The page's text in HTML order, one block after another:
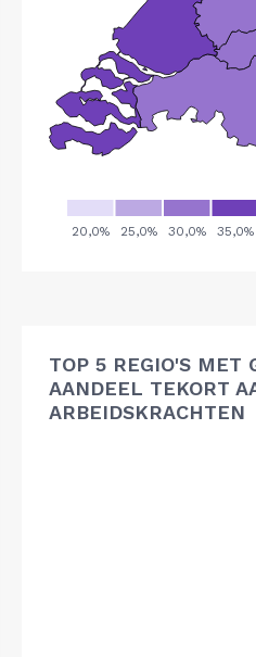
TOP 5 REGIO'S MET
AANDEEL TEKORT
ARBEIDSKRACHTEN